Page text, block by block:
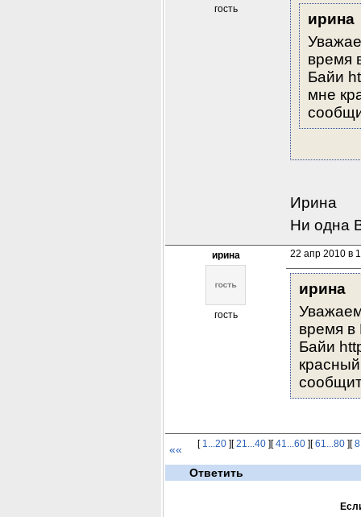
гость
ирина
время
Байи
мне
Ирина
Ни одна
ирина
гость
22 апр 2010 в
ирина
время в
Байи
«« [ 1...20 ][21...40 ][41...60 ][61...80 ][
Ответить